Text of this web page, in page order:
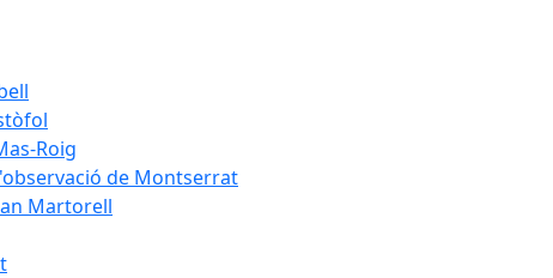
Roig
de Montserrat
Martorell